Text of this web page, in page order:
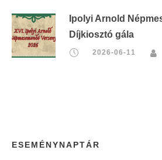
Ipolyi Arnold
Díjkiosztó gála
2026-06-11
ESEMÉNYNAPTÁR